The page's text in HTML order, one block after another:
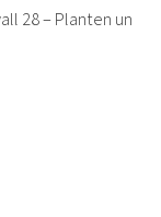
28 – Planten un